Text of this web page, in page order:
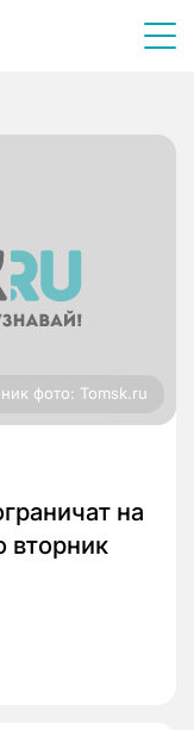
фото: Tomsk.ru
на
вторник